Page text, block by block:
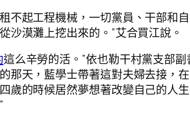
不起工程機械，一切黨員、干部和
沙漠灘上挖出來的。”艾合買江說。
這么辛勞的活。”依也勒干村黨支部
那天，藍學士帶著這對夫婦去接，
歲的時候居然夢想著改變自己的人